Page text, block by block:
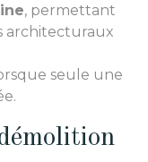
, permettant
architecturaux
seule une